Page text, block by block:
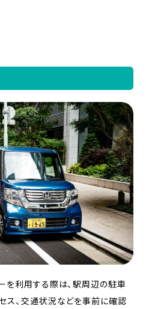
を利用する際は、駅周辺の駐車
ス、交通状況などを事前に確認